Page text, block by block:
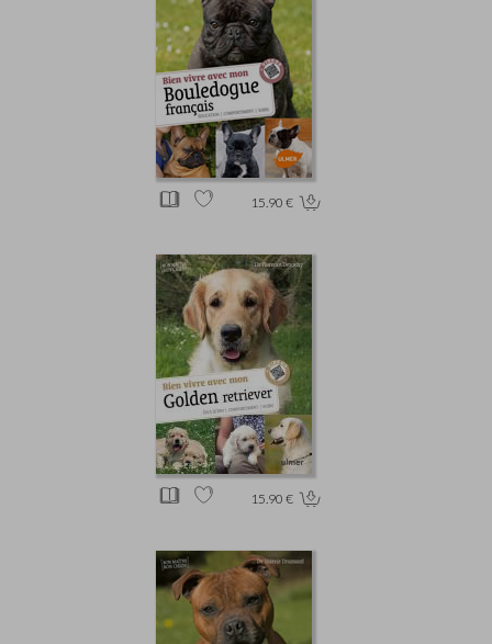
15.90 €
15.90 €